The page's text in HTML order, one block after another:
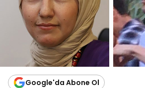
Google'da Abone Ol